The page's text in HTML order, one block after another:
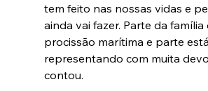
tem feito nas nossas vidas e
ainda vai fazer. Parte da família
procissão marítima e parte
representando com muita
contou.